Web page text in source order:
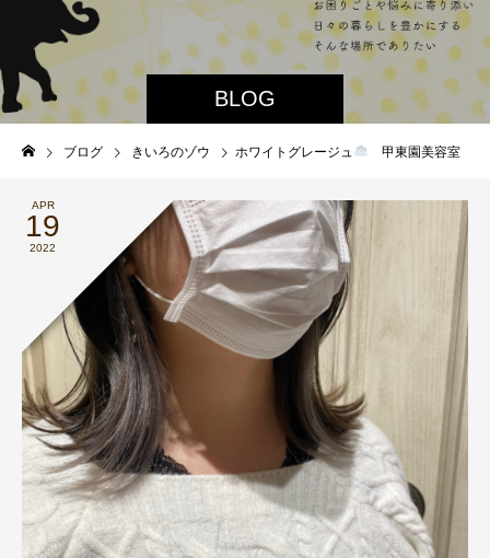
BLOG
ブログ きいろのゾウ ホワイトグレージュ 甲東園美容室
APR
19
2022